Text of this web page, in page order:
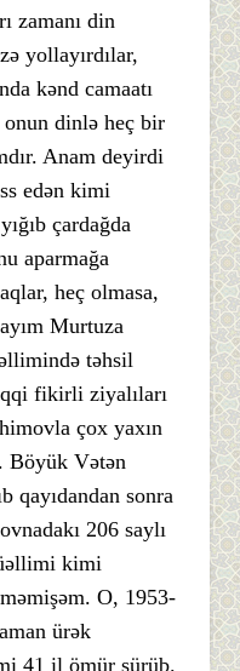
zamanı din
yollayırdılar,
kənd camaatı
dinlə heç bir
Anam deyirdi
edən kimi
çardağda
aparmağa
heç olmasa,
Murtuza
təhsil
fikirli ziyalıları
çox yaxın
Böyük Vətən
qayıdandan sonra
206 saylı
kimi
O, 1953-
ürək
41 il ömür sürüb.